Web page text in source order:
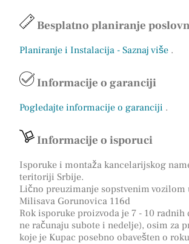
Besplatno planiranje
Planiranje i Instalacija - Saznaj više .
Informacije o garanciji
Pogledajte informacije o garanciji .
Informacije o isporuci
Isporuke i montaža kancelarijskog
teritoriji Srbije.
Lično preuzimanje sopstvenim vozilom
Milisava Gorunovica 116d
Rok isporuke proizvoda je 7 - 10 radnih
ne računaju subote i nedelje), osim za
koje je Kupac posebno obavešten o